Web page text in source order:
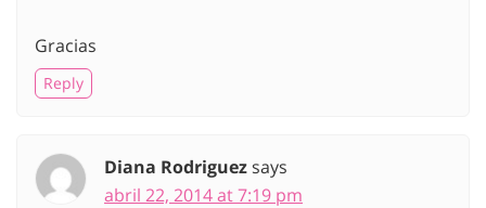
Gracias
Reply
Diana Rodriguezsays
abril 22, 2014 at 7:19 pm